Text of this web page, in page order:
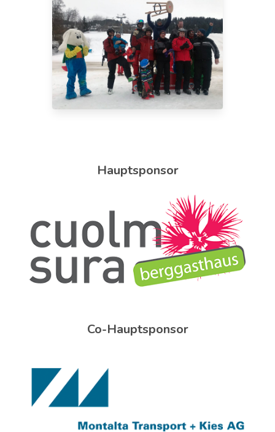
Hauptsponsor
Co-Hauptsponsor